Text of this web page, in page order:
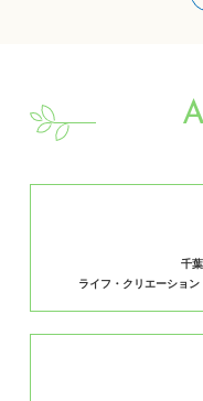
千
ライフ・クリエーショ